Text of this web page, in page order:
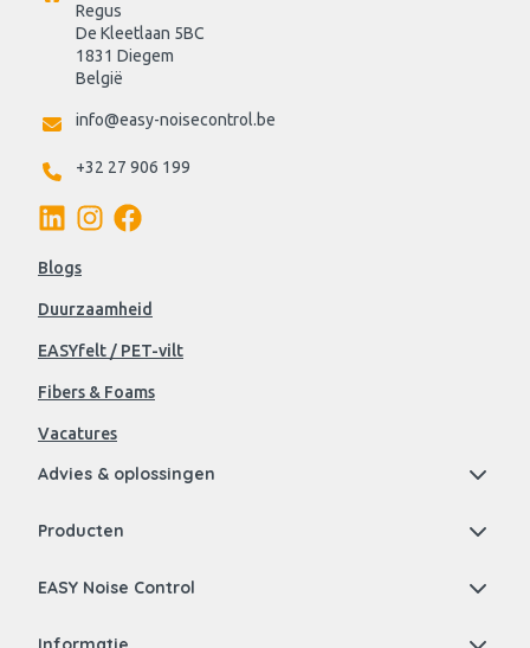
Regus
De Kleetlaan 5BC
1831 Diegem
België
info@easy-noisecontrol.be
+32 27 906 199
Blogs
Duurzaamheid
EASYfelt / PET-vilt
Fibers & Foams
Vacatures
Advies & oplossingen
Producten
EASY Noise Control